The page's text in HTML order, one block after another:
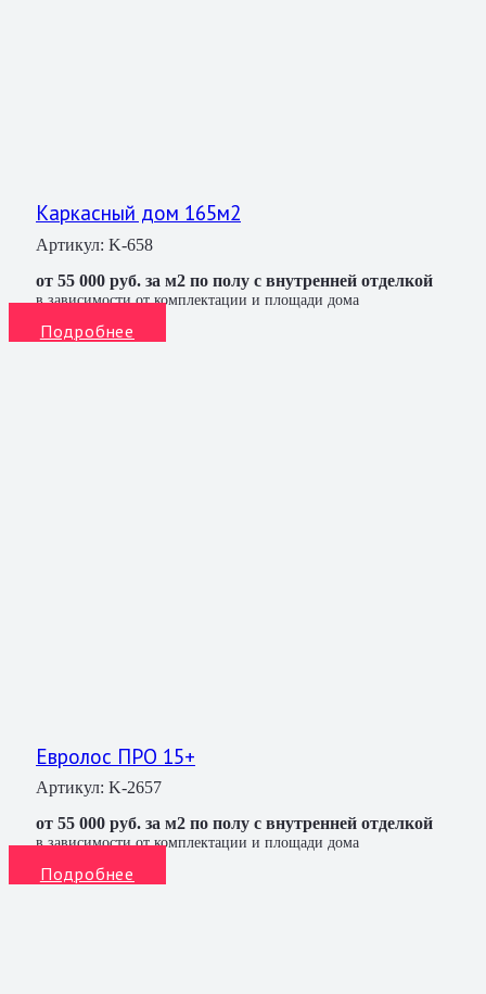
Каркасный дом 165м2
Артикул: K-658
от 55 000 руб. за м2 по полу с внутренней отделкой
в зависимости от комплектации и площади дома
Подробнее
Евролос ПРО 15+
Артикул: K-2657
от 55 000 руб. за м2 по полу с внутренней отделкой
в зависимости от комплектации и площади дома
Подробнее